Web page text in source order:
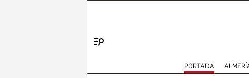
PORTADA